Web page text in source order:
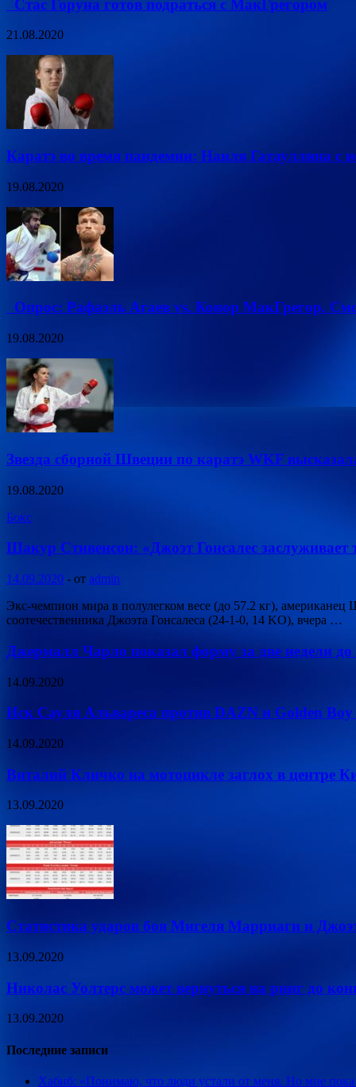
Стас Горуна готов подраться с МакГрегором
21.08.2020
Каратэ во время пандемии: Наиля Гатауллина с
19.08.2020
Опрос: Рафаэль Агаев vs. Конор МакГрегор.
19.08.2020
Звезда сборной Швеции по каратэ WKF
19.08.2020
Бокс
Шакур Стивенсон: «Джоэт Гонсалес заслуживает
14.09.2020 - от admin
Экс-чемпион мира в полулегком весе (до 57.2 кг),
соотечественника Джоэта Гонсалеса (24-1-0, 14 KO), вчера …
Джермалл Чарло показал форму за две недели до
14.09.2020
Иск Сауля Альвареса против DAZN и Golden
14.09.2020
Виталий Кличко на мотоцикле заглох в центре
13.09.2020
Статистика ударов боя Мигеля Марриаги и
13.09.2020
Николас Уолтерс может вернуться на ринг до
13.09.2020
Последние записи
Хабиб: «Понимаю, что люди устали от меня. Но мне пока